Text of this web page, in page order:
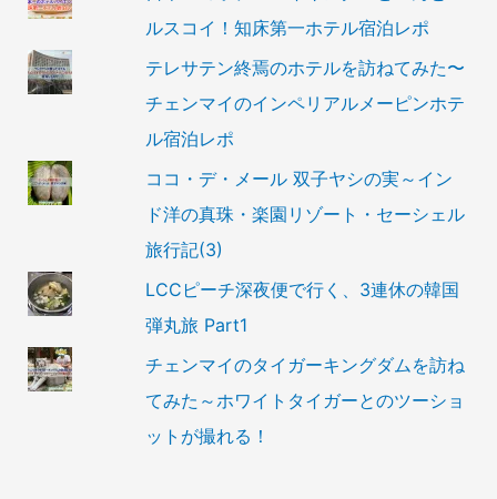
ルスコイ！知床第一ホテル宿泊レポ
テレサテン終焉のホテルを訪ねてみた〜
チェンマイのインペリアルメーピンホテ
ル宿泊レポ
ココ・デ・メール 双子ヤシの実～イン
ド洋の真珠・楽園リゾート・セーシェル
旅行記(3)
LCCピーチ深夜便で行く、3連休の韓国
弾丸旅 Part1
チェンマイのタイガーキングダムを訪ね
てみた～ホワイトタイガーとのツーショ
ットが撮れる！